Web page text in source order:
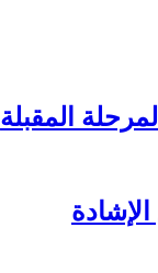
المقبلة